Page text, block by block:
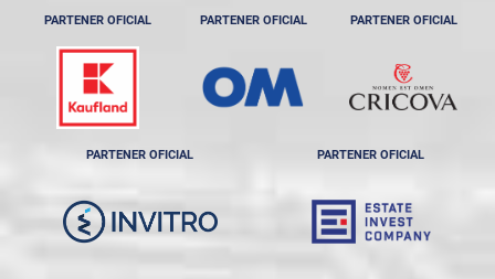
PARTENER OFICIAL PARTENER OFICIAL PARTENER OFICIAL
PARTENER OFICIAL PARTENER OFICIAL